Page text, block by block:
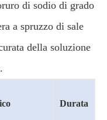
di sodio di grado
a spruzzo di sale
della soluzione
Durata